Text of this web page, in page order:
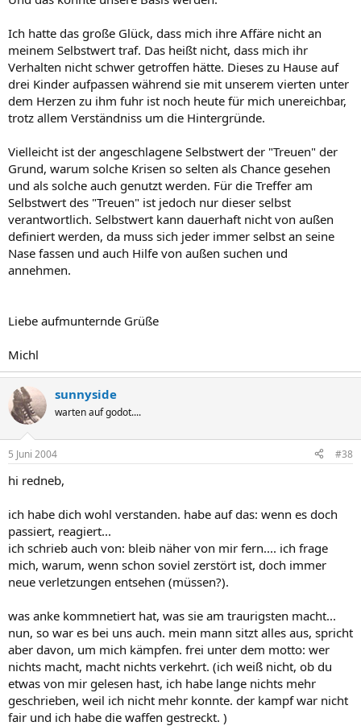
Ich hatte das große Glück, dass mich ihre Affäre nicht an
meinem Selbstwert traf. Das heißt nicht, dass mich ihr
Verhalten nicht schwer getroffen hätte. Dieses zu Hause auf
drei Kinder aufpassen während sie mit unserem vierten unter
dem Herzen zu ihm fuhr ist noch heute für mich unereichbar,
trotz allem Verständniss um die Hintergründe.
Vielleicht ist der angeschlagene Selbstwert der "Treuen" der
Grund, warum solche Krisen so selten als Chance gesehen
und als solche auch genutzt werden. Für die Treffer am
Selbstwert des "Treuen" ist jedoch nur dieser selbst
verantwortlich. Selbstwert kann dauerhaft nicht von außen
definiert werden, da muss sich jeder immer selbst an seine
Nase fassen und auch Hilfe von außen suchen und
annehmen.
Liebe aufmunternde Grüße
Michl
sunnyside
warten auf godot....
5 Juni 2004 #38
hi redneb,
ich habe dich wohl verstanden. habe auf das: wenn es doch
passiert, reagiert...
ich schrieb auch von: bleib näher von mir fern.... ich frage
mich, warum, wenn schon soviel zerstört ist, doch immer
neue verletzungen entsehen (müssen?).
was anke kommnetiert hat, was sie am traurigsten macht...
nun, so war es bei uns auch. mein mann sitzt alles aus, spricht
aber davon, um mich kämpfen. frei unter dem motto: wer
nichts macht, macht nichts verkehrt. (ich weiß nicht, ob du
etwas von mir gelesen hast, ich habe lange nichts mehr
geschrieben, weil ich nicht mehr konnte. der kampf war nicht
fair und ich habe die waffen gestreckt. )